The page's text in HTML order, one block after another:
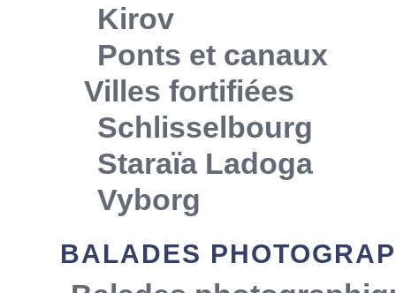
Kirov
Ponts et canaux
Villes fortifiées
Schlisselbourg
Staraïa Ladoga
Vyborg
BALADES